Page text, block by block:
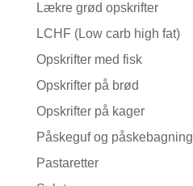
Lækre grød opskrifter
LCHF (Low carb high fat)
Opskrifter med fisk
Opskrifter på brød
Opskrifter på kager
Påskeguf og påskebagning
Pastaretter